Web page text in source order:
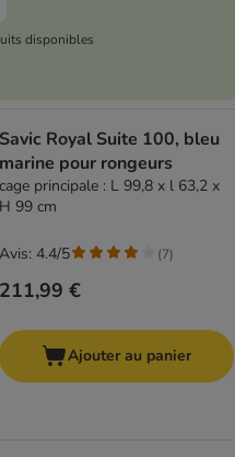
disponibles
Savic Royal Suite 100, bleu
marine pour rongeurs
cage principale : L 99,8 x l 63,2 x
H 99 cm
211,99 €
Avis: 4.4/5 (7)
Ajouter au panier